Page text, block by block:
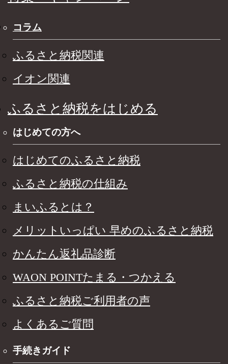
コラム
ふるさと納税関連
イオン関連
ふるさと納税をはじめる
はじめての方へ
はじめてのふるさと納税
ふるさと納税の仕組み
まいふるとは？
メリットいっぱい 早めのふるさと納税
かんたん返礼品診断
WAON POINTたまる・つかえる
ふるさと納税ご利用者の声
よくあるご質問
手続きガイド